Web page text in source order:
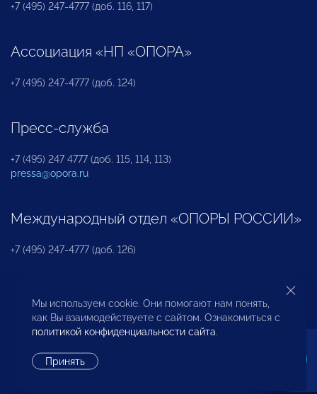
+7 (495) 247-4777 (доб. 116, 117)
Ассоциация «НП «ОПОРА»
+7 (495) 247-4777 (доб. 124)
Пресс-служба
+7 (495) 247 4777 (доб. 115, 114, 113)
pressa@opora.ru
Международный отдел «ОПОРЫ РОССИИ»
+7 (495) 247-4777 (доб. 126)
Бюро по защите прав предпринимателей и
инвесторов
Мы используем cookie. Они помогают нам понять,
как Вы взаимодействуете с сайтом. Ознакомиться с
политикой конфиденциальности сайта.
Принять